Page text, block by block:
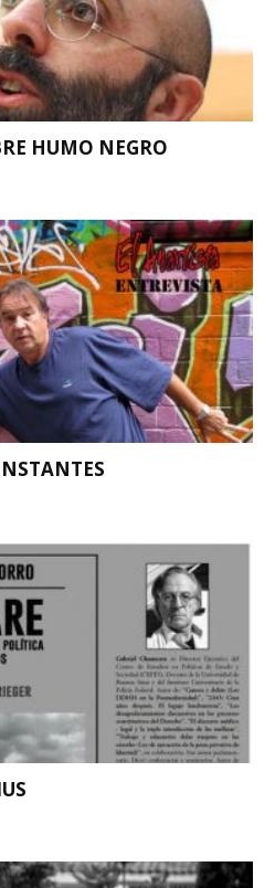
HUMO NEGRO